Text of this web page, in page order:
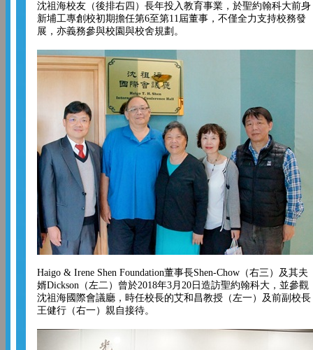
沈祖海校友（後排右四）長年投入教育事業，於聖約翰科大前身
新埔工專創校初期擔任第6至第11屆董事，不僅全力支持校務發
展，亦義務參與校園與校舍規劃。
Haigo & Irene Shen Foundation董事長Shen-Chow（右三）及其夫
婿Dickson（左二）曾於2018年3月20日造訪聖約翰科大，並參觀
沈祖海國際會議廳，時任校長的艾和昌教授（左一）及前副校長
王健行（右一）親自接待。